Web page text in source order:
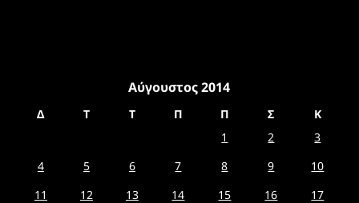
Αύγουστος 2014
Δ Τ Τ Π Π Σ
Κ
1
2
3
4
5 6 7 8 9
10
11
12 13 14 15 16
17